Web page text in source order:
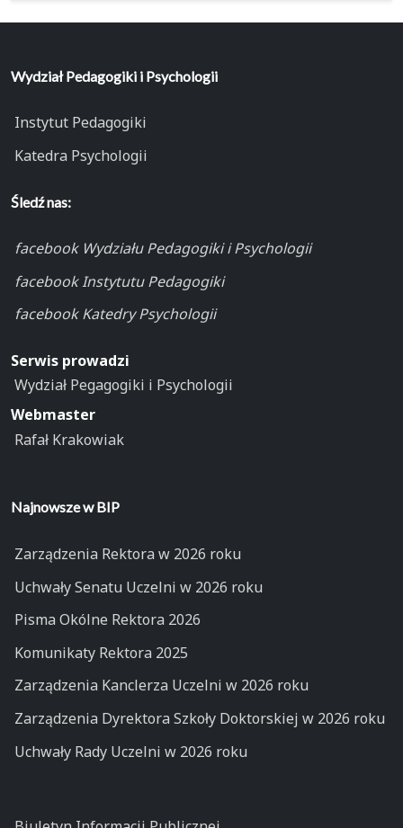
Wydział Pedagogiki i Psychologii
Instytut Pedagogiki
Katedra Psychologii
Śledź nas:
facebook Wydziału Pedagogiki i Psychologii
facebook Instytutu Pedagogiki
facebook Katedry Psychologii
Serwis prowadzi
Wydział Pegagogiki i Psychologii
Webmaster
Rafał Krakowiak
Najnowsze w BIP
Zarządzenia Rektora w 2026 roku
Uchwały Senatu Uczelni w 2026 roku
Pisma Okólne Rektora 2026
Komunikaty Rektora 2025
Zarządzenia Kanclerza Uczelni w 2026 roku
Zarządzenia Dyrektora Szkoły Doktorskiej w 2026 roku
Uchwały Rady Uczelni w 2026 roku